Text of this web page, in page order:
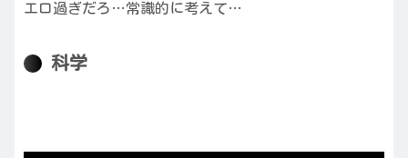
エロ過ぎだろ…常識的に考えて…
科学